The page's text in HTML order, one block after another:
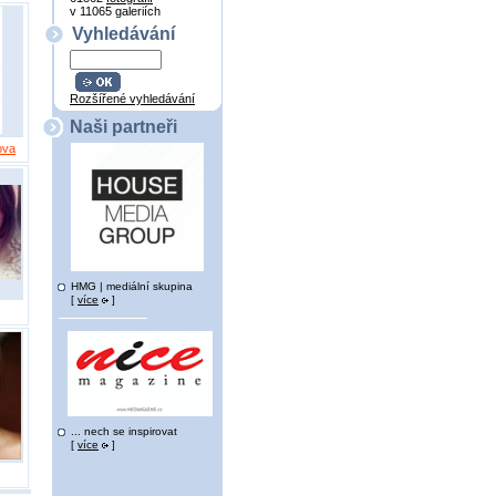
v 11065 galeriích
Vyhledávání
Rozšířené vyhledávání
Naši partneři
HMG | mediální skupina
[ více ]
... nech se inspirovat
[ více ]